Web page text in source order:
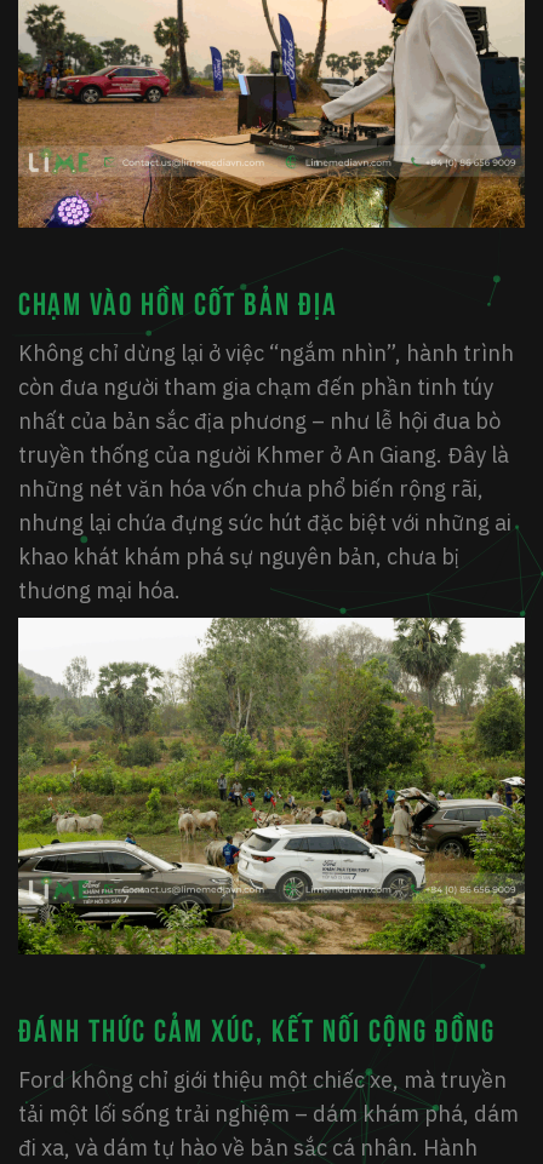
Chạm vào hồn cốt bản địa
Không chỉ dừng lại ở việc “ngắm nhìn”, hành trình
còn đưa người tham gia chạm đến phần tinh túy
nhất của bản sắc địa phương – như lễ hội đua bò
truyền thống của người Khmer ở An Giang. Đây là
những nét văn hóa vốn chưa phổ biến rộng rãi,
nhưng lại chứa đựng sức hút đặc biệt với những ai
khao khát khám phá sự nguyên bản, chưa bị
thương mại hóa.
Đánh thức cảm xúc, kết nối cộng đồng
Ford không chỉ giới thiệu một chiếc xe, mà truyền
tải một lối sống trải nghiệm – dám khám phá, dám
đi xa, và dám tự hào về bản sắc cá nhân. Hành